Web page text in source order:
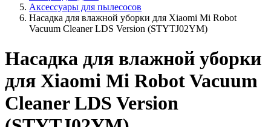
Аксессуары для пылесосов
Насадка для влажной уборки для Xiaomi Mi Robot
Vacuum Cleaner LDS Version (STYTJ02YM)
Насадка для влажной уборки
для Xiaomi Mi Robot Vacuum
Cleaner LDS Version